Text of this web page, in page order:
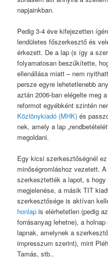
napjainkban.
Pedig 3-4 éve kifejezetten
lendületes főszerkesztő és
érkezett. De a lap (s így a
folyamatosan beszűkítette,
ellenállása miatt – nem
persze egyre lehetetlenebb
aztán 2006-ban elégelte meg
reformot egyébként szintén
Közlönykiadó (MHK) és
nek, amely a lap
megoldani.
Egy kicsi szerkesztőségnél ez
minőségromláshoz vezetett.
szerkesztették a lapot, s
megjelenése, a másik TIT
szerkesztősége is aktívan
honlap is elérhetetlen (pedig
forrásanyag lehetne), a
lapnak, amelynek a
impresszum szerint), mint
Tamás, stb..